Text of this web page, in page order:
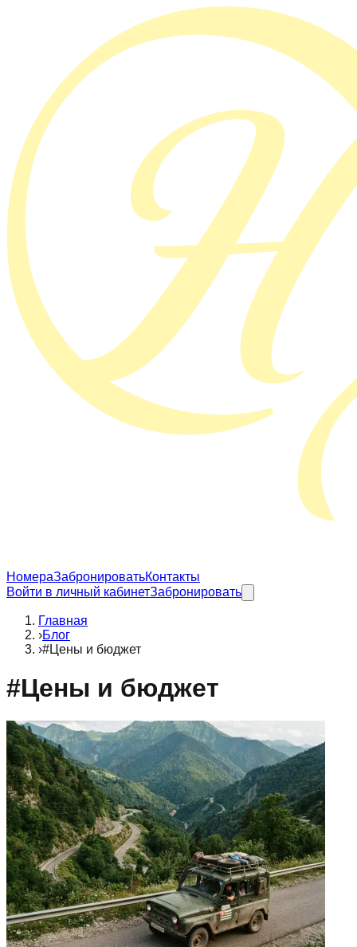
НомераЗабронироватьКонтакты
Войти в личный кабинетЗабронировать
Главная
›Блог
›#Цены и бюджет
#Цены и бюджет